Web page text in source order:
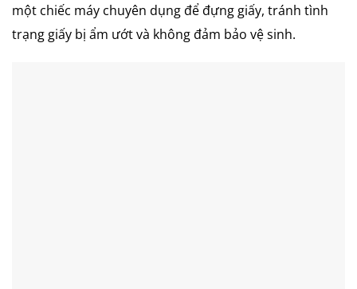
một chiếc máy chuyên dụng để đựng giấy, tránh tình
trạng giấy bị ẩm ướt và không đảm bảo vệ sinh.